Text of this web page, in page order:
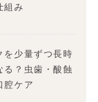
組み
を少量ずつ長時
る？虫歯・酸蝕
腔ケア